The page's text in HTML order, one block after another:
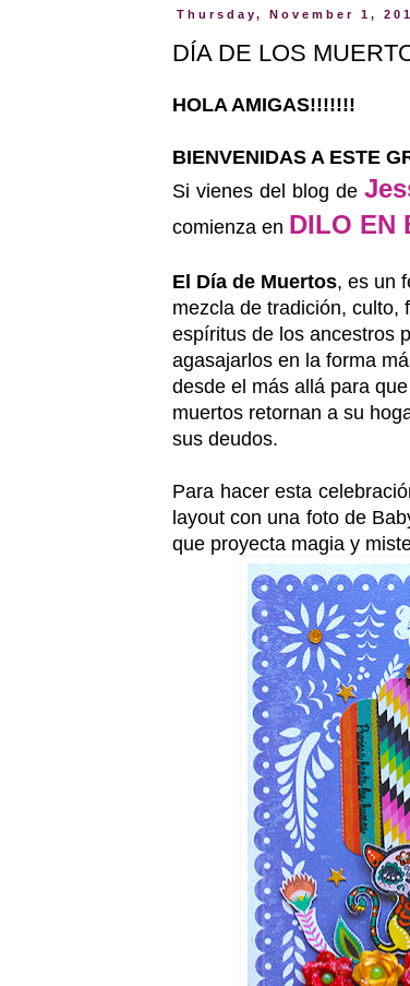
Thursday, November 1,
DÍA DE LOS
HOLA AMIGAS!!!!!!!
BIENVENIDAS A ESTE
Si vienes del blog de
comienza en DILO EN
El Día de Muertos, es un
mezcla de tradición, culto,
espíritus de los ancestros
agasajarlos en la forma
desde el más allá para
muertos retornan a su
sus deudos.
Para hacer esta
layout con una foto de
que proyecta magia y